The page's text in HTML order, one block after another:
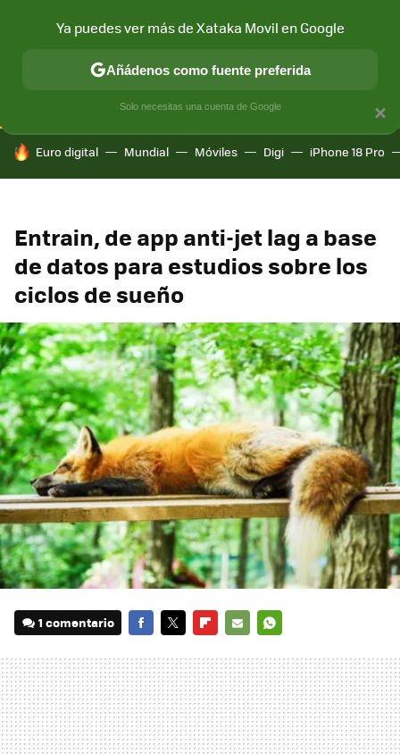
CONECTIVIDAD MÓVIL Y SOCIEDAD APLICACIONES
HOY SE HABLA DE
Euro digital Mundial Móviles Digi iPhone 18 Pro
Entrain, de app anti-jet lag a base
de datos para estudios sobre los
ciclos de sueño
1 comentario
MAIL
×
Ya puedes ver más de Xataka Movil en Google
Añádenos como fuente preferida
Solo necesitas una cuenta de Google